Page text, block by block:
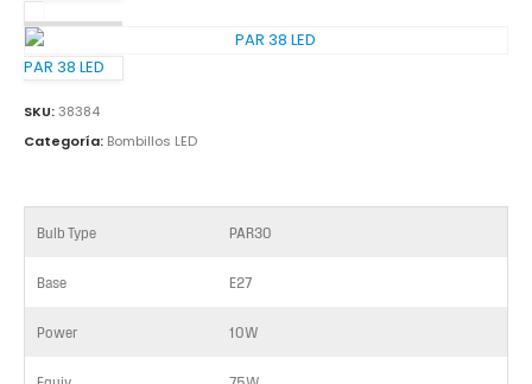
PAR 38 LED
SKU:38384
Categoría: Bombillos LED
Bulb Type PAR30
Base E27
Power 10W